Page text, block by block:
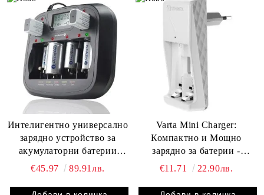
Интелигентно универсално
зарядно устройство за
акумулаторни батерии
everActive NC-900U с LCD
€45.97 89.91лв.
Varta Mini Charger:
Компактно и Мощно
зарядно за батерии -
Зареждайте Бързо и Лесно
ААА
€11.71 22.90лв.